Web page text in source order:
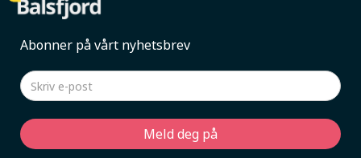
Abonner på vårt nyhetsbrev